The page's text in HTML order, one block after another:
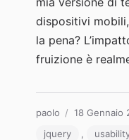
dispositivi
la pena?
fruizione è
Autore
paolo
Pubblicato
18 Gennaio
jquery
,